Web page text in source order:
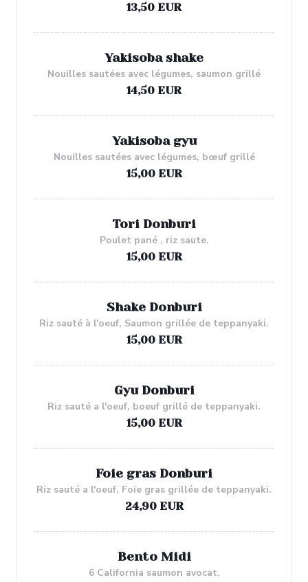
13,50 EUR
Yakisoba shake
Nouilles sautées avec légumes, saumon grillé
14,50 EUR
Yakisoba gyu
Nouilles sautées avec légumes, bœuf grillé
15,00 EUR
Tori Donburi
Poulet pané , riz saute.
15,00 EUR
Shake Donburi
Riz sauté à l'oeuf, Saumon grillée de teppanyaki.
15,00 EUR
Gyu Donburi
Riz sauté a l'oeuf, boeuf grillé de teppanyaki.
15,00 EUR
Foie gras Donburi
Riz sauté a l'oeuf, Foie gras grillée de teppanyaki.
24,90 EUR
Bento Midi
6 California saumon avocat,